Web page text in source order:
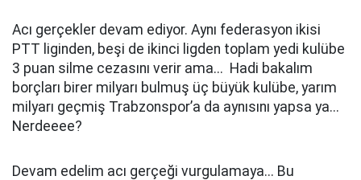
Acı gerçekler devam ediyor. Aynı federasyon ikisi
PTT liginden, beşi de ikinci ligden toplam yedi kulübe
3 puan silme cezasını verir ama... Hadi bakalım
borçları birer milyarı bulmuş üç büyük kulübe, yarım
milyarı geçmiş Trabzonspor’a da aynısını yapsa ya...
Nerdeeee?
Devam edelim acı gerçeği vurgulamaya... Bu